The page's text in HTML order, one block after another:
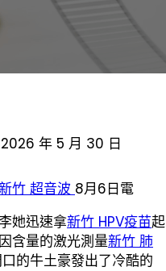
2026 年 5 月 30 日
竹 超音波 8月6日電
她迅速拿新竹 HPV疫苗起
含量的激光測量新竹 肺
的牛土豪發出了冷酷的